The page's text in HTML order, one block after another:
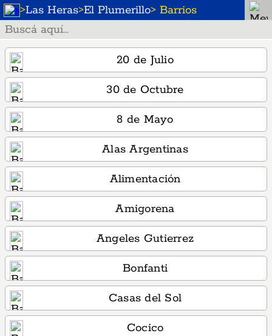
>Las Heras>El Plumerillo> Barrios
20 de Julio
30 de Octubre
8 de Mayo
Alas Argentinas
Alimentación
Amigorena
Angeles Gutierrez
Bonfanti
Casas del Sol
Cocico